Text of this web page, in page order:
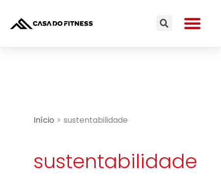
para
Search
Início sustentabilidade
sustentabilidade